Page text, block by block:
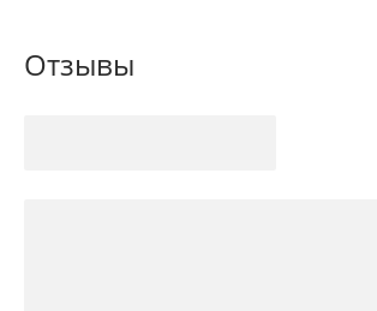
Отзывы